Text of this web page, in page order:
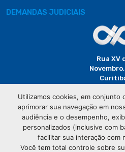
DEMANDAS JUDICIAIS
Rua XV
(41)
2929
Utilizamos cookies, em conjunto
aprimorar sua navegação em
audiência e o desempenho,
personalizados (inclusive com
facilitar sua interação com
Você tem total controle sobre